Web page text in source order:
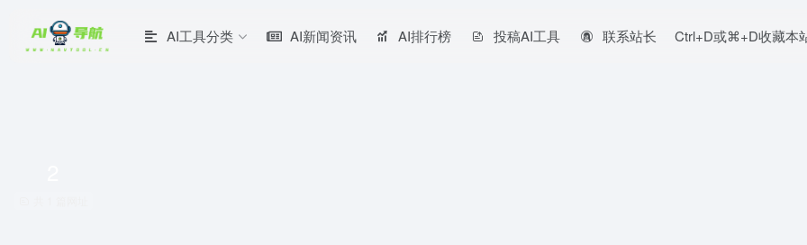
AI工具分类 AI新闻资讯 AI排行榜 投稿AI工具 联系站长 Ctrl+D或⌘+D收藏本